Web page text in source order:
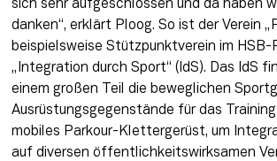
sich sehr aufgeschlossen und da haben
danken“, erklärt Ploog. So ist der Verein
beispielsweise Stützpunktverein im HSB-
„Integration durch Sport“ (IdS). Das IdS
einem großen Teil die beweglichen
Ausrüstungsgegenstände für das
mobiles Parkour-Klettergerüst, um
auf diversen öffentlichkeitswirksamen